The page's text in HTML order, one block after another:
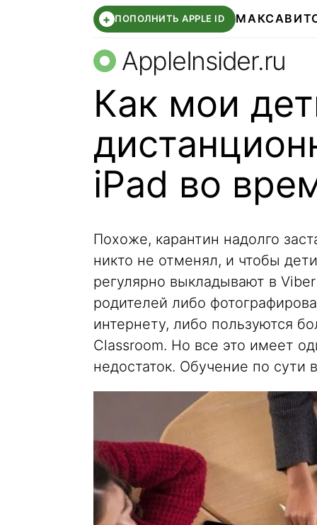
+ ПОПОЛНИТЬ APPLE ID МАКС
AppleInsider.ru
Как мои
iPad во
Похоже, карантин надолго
никто не отменял, и чтобы
регулярно выкладывают в
родителей либо
интернету, либо пользуются
Classroom. Но все это имеет
недостаток. Обучение по сути